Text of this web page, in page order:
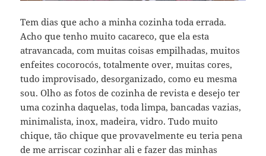
Tem dias que acho a minha cozinha toda errada.
Acho que tenho muito cacareco, que ela esta
atravancada, com muitas coisas empilhadas, muitos
enfeites cocorocós, totalmente over, muitas cores,
tudo improvisado, desorganizado, como eu mesma
sou. Olho as fotos de cozinha de revista e desejo ter
uma cozinha daquelas, toda limpa, bancadas vazias,
minimalista, inox, madeira, vidro. Tudo muito
chique, tão chique que provavelmente eu teria pena
de me arriscar cozinhar ali e fazer das minhas